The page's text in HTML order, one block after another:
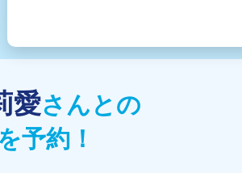
愛さんとの
予約！